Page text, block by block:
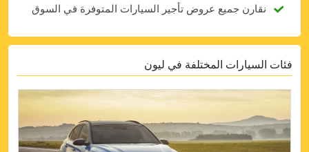
نقارن جميع عروض تأجير السيارات المتوفرة في السوق
فئات السيارات المختلفة في ليون